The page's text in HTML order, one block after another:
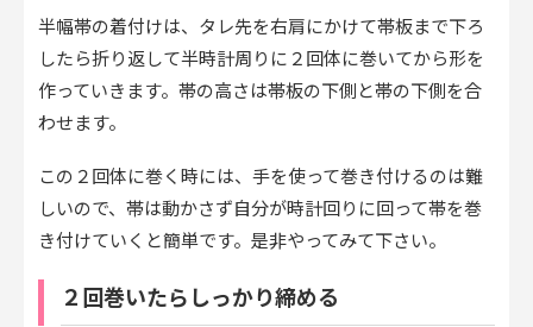
半幅帯の着付けは、タレ先を右肩にかけて帯板まで下ろ
したら折り返して半時計周りに２回体に巻いてから形を
作っていきます。帯の高さは帯板の下側と帯の下側を合
わせます。
この２回体に巻く時には、手を使って巻き付けるのは難
しいので、帯は動かさず自分が時計回りに回って帯を巻
き付けていくと簡単です。是非やってみて下さい。
２回巻いたらしっかり締める